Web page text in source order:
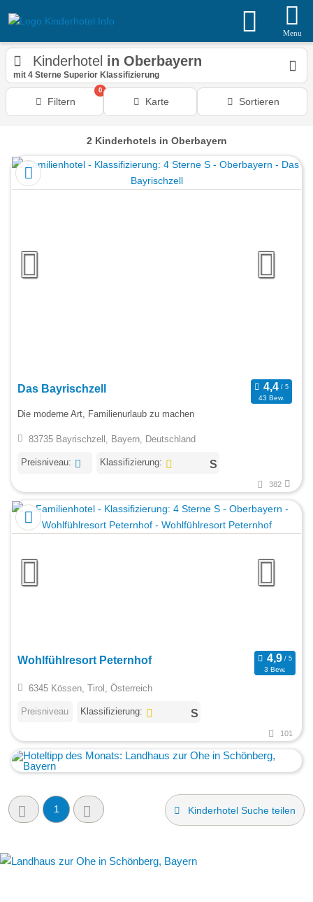
Menu
Kinderhotel in Oberbayern
mit 4 Sterne Superior Klassifizierung
Filtern
0
Karte Sortieren
2 Kinderhotels in Oberbayern
Das Bayrischzell
43 Bew.
Die moderne Art, Familienurlaub zu machen
83735 Bayrischzell, Bayern, Deutschland
Preisniveau: Klassifizierung:
382
Wohlfühlresort Peternhof
3 Bew.
6345 Kössen, Tirol, Österreich
Preisniveau Klassifizierung:
101
1 Kinderhotel Suche teilen